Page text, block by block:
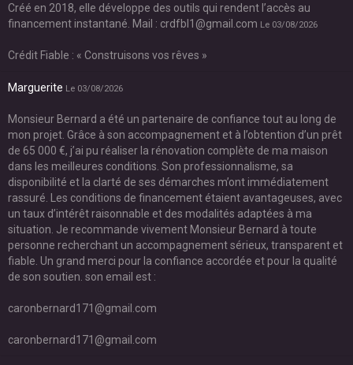
Créé en 2018, elle développe des outils qui rendent l’accès au
financement instantané. Mail : crdfbl1@gmail.com Le 03/08/2026
Crédit Fiable : « Construisons vos rêves »
Marguerite Le 03/08/2026
Monsieur Bernard a été un partenaire de confiance tout au long de
mon projet. Grâce à son accompagnement et à l’obtention d’un prêt
de 65 000 €, j’ai pu réaliser la rénovation complète de ma maison
dans les meilleures conditions. Son professionnalisme, sa
disponibilité et la clarté de ses démarches m’ont immédiatement
rassuré. Les conditions de financement étaient avantageuses, avec
un taux d’intérêt raisonnable et des modalités adaptées à ma
situation. Je recommande vivement Monsieur Bernard à toute
personne recherchant un accompagnement sérieux, transparent et
fiable. Un grand merci pour la confiance accordée et pour la qualité
de son soutien. son email est :
caronbernard171@gmail.com
caronbernard171@gmail.com